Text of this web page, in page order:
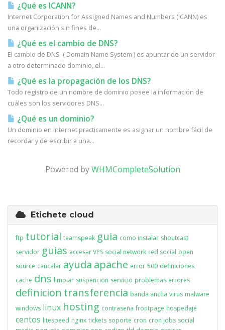
¿Qué es ICANN?
Internet Corporation for Assigned Names and Numbers (ICANN) es
una organización sin fines de...
¿Qué es el cambio de DNS?
El cambio de DNS ( Domain Name System ) es apuntar de un servidor
a otro determinado dominio, el...
¿Qué es la propagación de los DNS?
Todo registro de un nombre de dominio posee la información de
cuáles son los servidores DNS...
¿Qué es un dominio?
Un dominio en internet practicamente es asignar un nombre fácil de
recordar y de escribir a una...
Powered byWHMCompleteSolution
Etichete cloud
ftp tutorial teamspeak guia como instalar shoutcast
servidor guias accesar VPS social network red social open
source cancelar ayuda apache error 500 definiciones
cache dns limpiar suspencion servicio problemas errores
definicion transferencia banda ancha virus malware
windows linux hosting contraseña frontpage hospedaje
centos litespeed nginx tickets soporte cron cron jobs social